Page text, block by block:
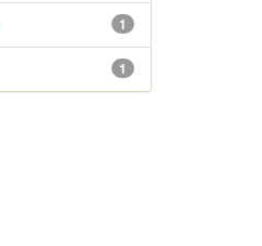
1
1